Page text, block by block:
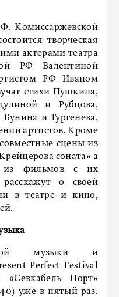
Комиссаржевской
творческая
актерами театра
РФ Валентиной
РФ Иваном
стихи Пушкина,
и Рубцова,
и Тургенева,
артистов. Кроме
сцены из
соната» а
из фильмов с их
о своей
в театре и кино,
музыки и
Perfect Festival
«Севкабель Порт»
уже в пятый раз.